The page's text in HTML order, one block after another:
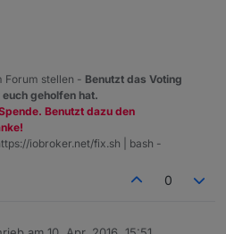
Forum stellen - Benutzt das Voting
geholfen hat.
Benutzt dazu den
iobroker.net/fix.sh | bash -
0